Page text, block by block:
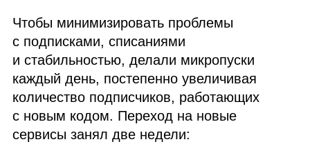
Чтобы минимизировать проблемы
с подписками, списаниями
и стабильностью, делали микропуски
каждый день, постепенно увеличивая
количество подписчиков, работающих
с новым кодом. Переход на новые
сервисы занял две недели: